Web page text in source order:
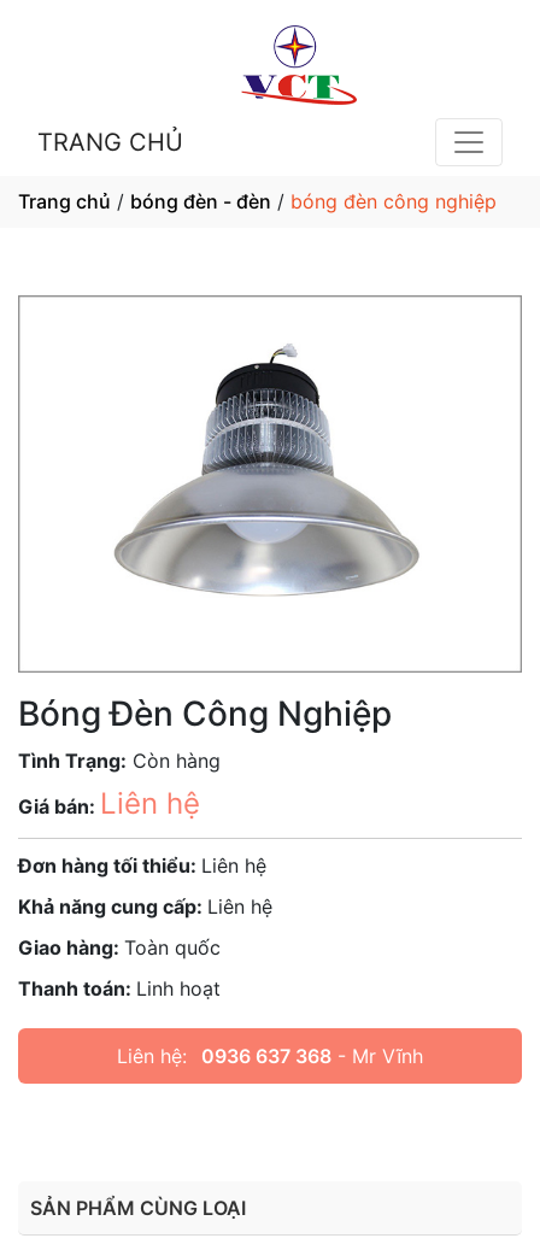
TRANG CHỦ
Trang chủ / bóng đèn - đèn / bóng đèn công nghiệp
Bóng Đèn Công Nghiệp
Tình Trạng: Còn hàng
Giá bán: Liên hệ
Đơn hàng tối thiểu: Liên hệ
Khả năng cung cấp: Liên hệ
Giao hàng: Toàn quốc
Thanh toán: Linh hoạt
Liên hệ: 0936 637 368 - Mr Vĩnh
SẢN PHẨM CÙNG LOẠI